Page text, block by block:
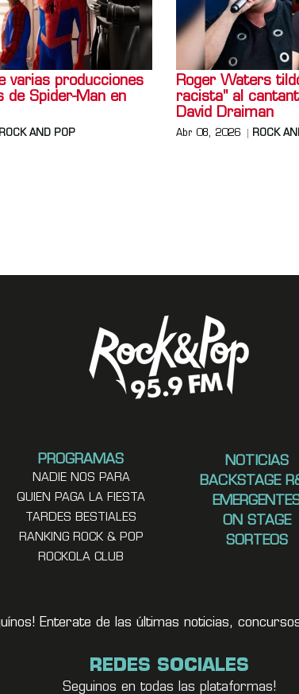
varias producciones
de Spider-Man en
ROCK AND POP
Roger Waters
racista" al
David Draiman
Abr 08, 2026 ROCK
PROGRAMAS
NADIE NOS PARA
QUIEN PAGA LA FIESTA
TARDES BESTIALES
RANKING ROCK & POP
ROCKOLA CLUB
NOTICIAS
BACKSTAGE
ON STAGE
SORTEOS
Enterate de las últimas noticias,
REDES SOCIALES
Seguinos en todas las plataformas!